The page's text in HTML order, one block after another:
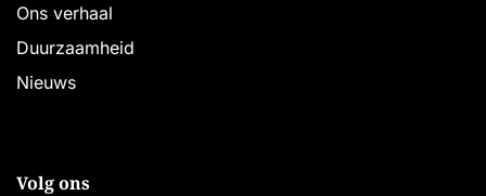
Ons verhaal
Duurzaamheid
Nieuws
Volg ons